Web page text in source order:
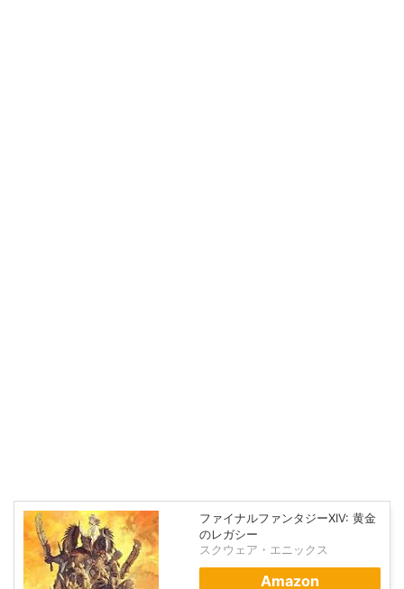
ファイナルファンタジーXIV: 黄金
のレガシー
スクウェア・エニックス
Amazon